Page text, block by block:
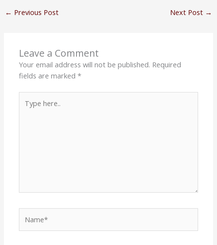
← Previous Post Next Post →
Leave a Comment
Your email address will not be published. Required
fields are marked*
here..